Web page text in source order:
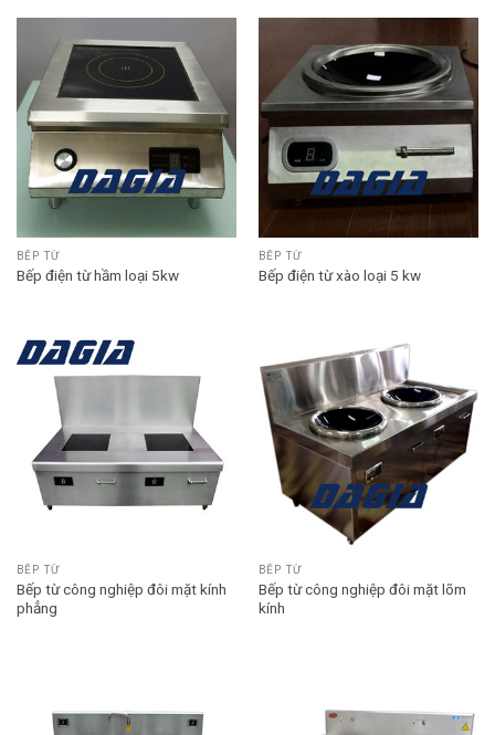
BẾP TỪ
Bếp điện từ hầm loại 5kw
BẾP TỪ
Bếp điện từ xào loại 5 kw
BẾP TỪ
Bếp từ công nghiệp đôi mặt kính
phẳng
BẾP TỪ
Bếp từ công nghiệp đôi mặt lõm
kính